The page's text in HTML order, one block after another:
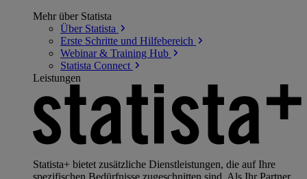
Mehr über Statista
Über Statista
Erste Schritte und Hilfebereich
Webinar & Training Hub
Statista Connect
Leistungen
Statista+ bietet zusätzliche Dienstleistungen, die auf Ihre
spezifischen Bedürfnisse zugeschnitten sind. Als Ihr Partner